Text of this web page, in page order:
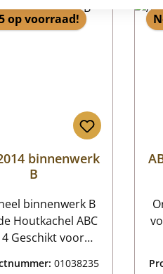
op voorraad!
binnenwerk
B
binnenwerk B
Houtkachel ABC
voor
01038235